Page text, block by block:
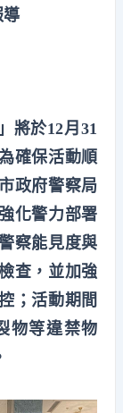
導
將於12月31
確保活動順
政府警察局
化警力部署
察能見度與
查，並加強
；活動期間
物等違禁物